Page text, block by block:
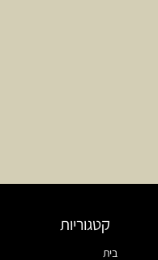
קטגוריות
בית